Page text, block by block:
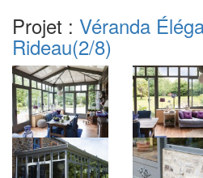
Projet : Véranda
Rideau(2/8)